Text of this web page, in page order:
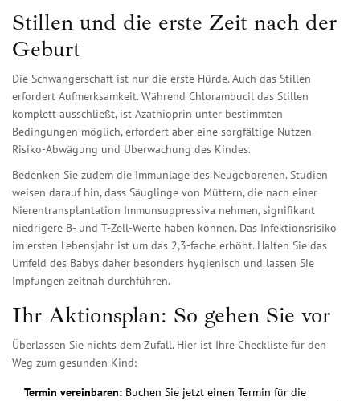
Stillen und die erste Zeit nach der
Geburt
Die Schwangerschaft ist nur die erste Hürde. Auch das Stillen
erfordert Aufmerksamkeit. Während Chlorambucil das Stillen
komplett ausschließt, ist Azathioprin unter bestimmten
Bedingungen möglich, erfordert aber eine sorgfältige Nutzen-
Risiko-Abwägung und Überwachung des Kindes.
Bedenken Sie zudem die Immunlage des Neugeborenen. Studien
weisen darauf hin, dass Säuglinge von Müttern, die nach einer
Nierentransplantation Immunsuppressiva nehmen, signifikant
niedrigere B- und T-Zell-Werte haben können. Das Infektionsrisiko
im ersten Lebensjahr ist um das 2,3-fache erhöht. Halten Sie das
Umfeld des Babys daher besonders hygienisch und lassen Sie
Impfungen zeitnah durchführen.
Ihr Aktionsplan: So gehen Sie vor
Überlassen Sie nichts dem Zufall. Hier ist Ihre Checkliste für den
Weg zum gesunden Kind:
Termin vereinbaren: Buchen Sie jetzt einen Termin für die